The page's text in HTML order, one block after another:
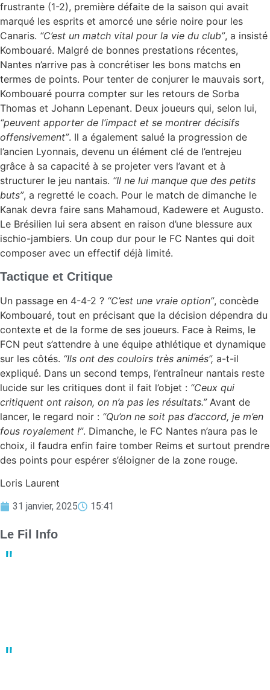
frustrante (1-2), première défaite de la saison qui avait
marqué les esprits et amorcé une série noire pour les
Canaris. “C’est un match vital pour la vie du club”, a insisté
Kombouaré. Malgré de bonnes prestations récentes,
Nantes n’arrive pas à concrétiser les bons matchs en
termes de points. Pour tenter de conjurer le mauvais sort,
Kombouaré pourra compter sur les retours de Sorba
Thomas et Johann Lepenant. Deux joueurs qui, selon lui,
“peuvent apporter de l’impact et se montrer décisifs
offensivement”. Il a également salué la progression de
l’ancien Lyonnais, devenu un élément clé de l’entrejeu
grâce à sa capacité à se projeter vers l’avant et à
structurer le jeu nantais. “Il ne lui manque que des petits
buts”, a regretté le coach. Pour le match de dimanche le
Kanak devra faire sans Mahamoud, Kadewere et Augusto.
Le Brésilien lui sera absent en raison d’une blessure aux
ischio-jambiers. Un coup dur pour le FC Nantes qui doit
composer avec un effectif déjà limité.
Tactique et Critique
Un passage en 4-4-2 ? “C’est une vraie option”, concède
Kombouaré, tout en précisant que la décision dépendra du
contexte et de la forme de ses joueurs. Face à Reims, le
FCN peut s’attendre à une équipe athlétique et dynamique
sur les côtés. “Ils ont des couloirs très animés”, a-t-il
expliqué. Dans un second temps, l’entraîneur nantais reste
lucide sur les critiques dont il fait l’objet : “Ceux qui
critiquent ont raison, on n’a pas les résultats.”Avant de
lancer, le regard noir : “Qu’on ne soit pas d’accord, je m’en
fous royalement !”. Dimanche, le FC Nantes n’aura pas le
choix, il faudra enfin faire tomber Reims et surtout prendre
des points pour espérer s’éloigner de la zone rouge.
Loris Laurent
31 janvier, 2025 15:41
Le Fil Info